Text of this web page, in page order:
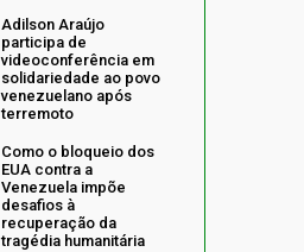
Adilson Araújo
participa de
videoconferência em
solidariedade ao povo
venezuelano após
terremoto
Como o bloqueio dos
EUA contra a
Venezuela impõe
desafios à
recuperação da
tragédia humanitária